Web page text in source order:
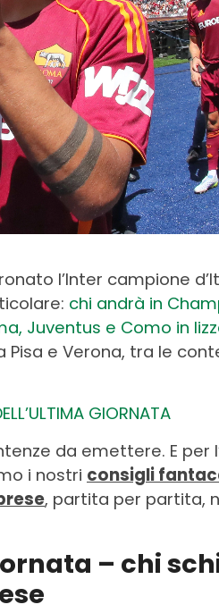
l’Inter campione
chi andrà in
Juventus e Como in
e Verona, tra le
GIORNATA
da emettere. E per
i nostri consigli
, partita per partita,
– chi